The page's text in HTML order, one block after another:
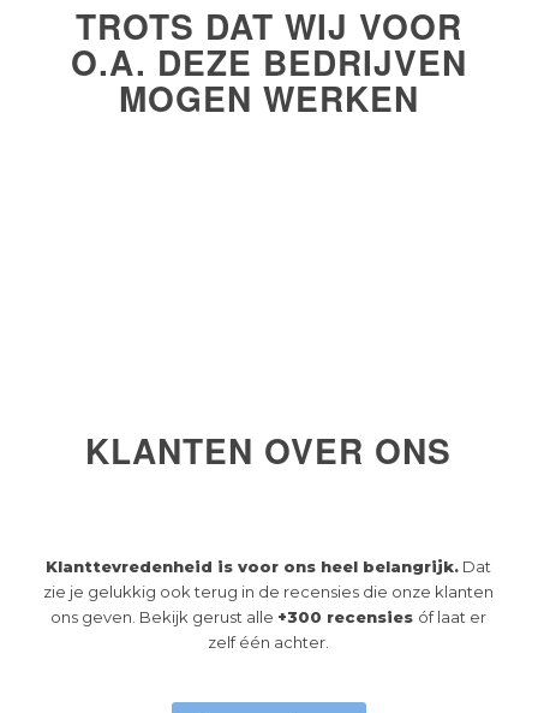
TROTS DAT WIJ VOOR
O.A. DEZE BEDRIJVEN
MOGEN WERKEN
KLANTEN OVER ONS
Klanttevredenheid is voor ons heel belangrijk. Dat
zie je gelukkig ook terug in de recensies die onze klanten
ons geven. Bekijk gerust alle +300 recensies óf laat er
zelf één achter.